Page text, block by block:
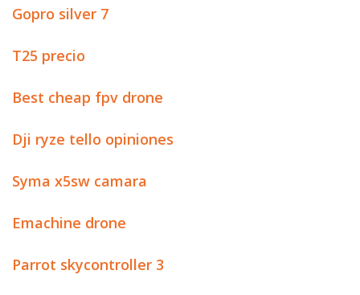
Gopro silver 7
T25 precio
Best cheap fpv drone
Dji ryze tello opiniones
Syma x5sw camara
Emachine drone
Parrot skycontroller 3